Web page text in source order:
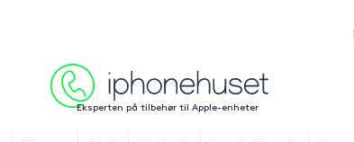
Eksperten på tilbehør til Apple-enheter